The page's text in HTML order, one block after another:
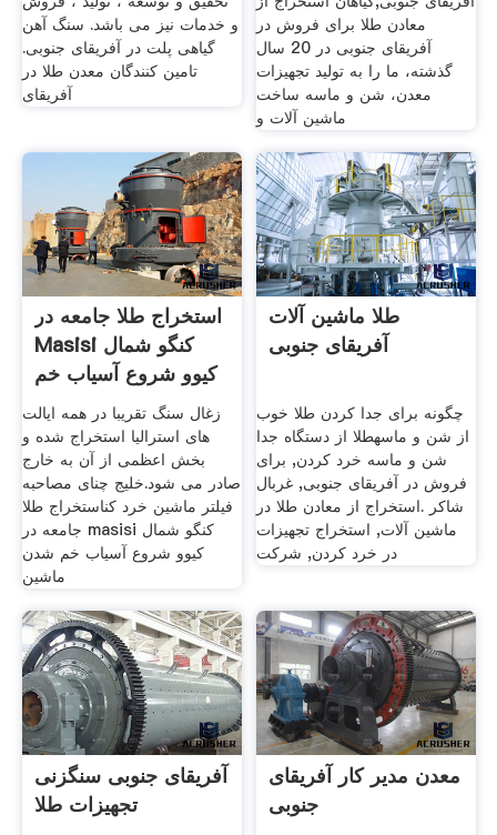
و خدمات نیز می باشد. سنگ آهن
گیاهی پلت در آفریقای جنوبی.
تامین کنندگان معدن طلا در
آفریقای
معادن طلا برای فروش در
آفریقای جنوبی در 20 سال
گذشته، ما را به تولید تجهیزات
معدن، شن و ماسه ساخت
ماشین آلات و
استخراج طلا جامعه در
Masisi کنگو شمال
کیوو شروع آسیاب خم
شدن
زغال سنگ تقریبا در همه ایالت
های استرالیا استخراج شده و
بخش اعظمی از آن به خارج
صادر می شود.خلیج چنای مصاحبه
فیلتر ماشین خرد کناستخراج طلا
جامعه در masisi کنگو شمال
کیوو شروع آسیاب خم شدن
ماشین
طلا ماشین آلات
آفریقای جنوبی
چگونه برای جدا کردن طلا خوب
از شن و ماسهطلا از دستگاه جدا
شن و ماسه خرد کردن, برای
فروش در آفریقای جنوبی, غربال
شاکر .استخراج از معادن طلا در
ماشین آلات, استخراج تجهیزات
در خرد کردن, شرکت
آفریقای جنوبی سنگزنی
تجهیزات طلا
معدن مدیر کار آفریقای
جنوبی